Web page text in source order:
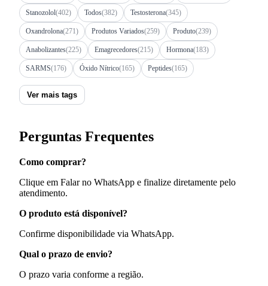
Stanozolol(402) Todos(382) Testosterona(345)
Oxandrolona(271) Produtos Variados(259) Produto(239)
Anabolizantes(225) Emagrecedores(215) Hormona(183)
SARMS(176) Óxido Nítrico(165) Peptides(165)
Ver mais tags
Perguntas Frequentes
Como comprar?
Clique em Falar no WhatsApp e finalize diretamente pelo
atendimento.
O produto está disponível?
Confirme disponibilidade via WhatsApp.
Qual o prazo de envio?
O prazo varia conforme a região.